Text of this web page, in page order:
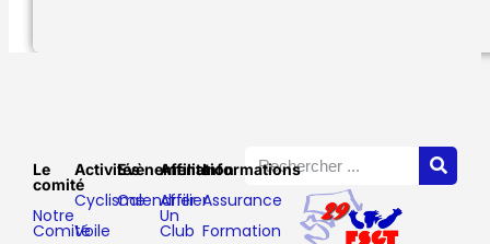
Le
comité
Notre
Comité
Activités
Cyclisme
Voile
Evènements
Calendrier
Affiliation
Affilier
Un
Club
Informations
Assurance
Formation